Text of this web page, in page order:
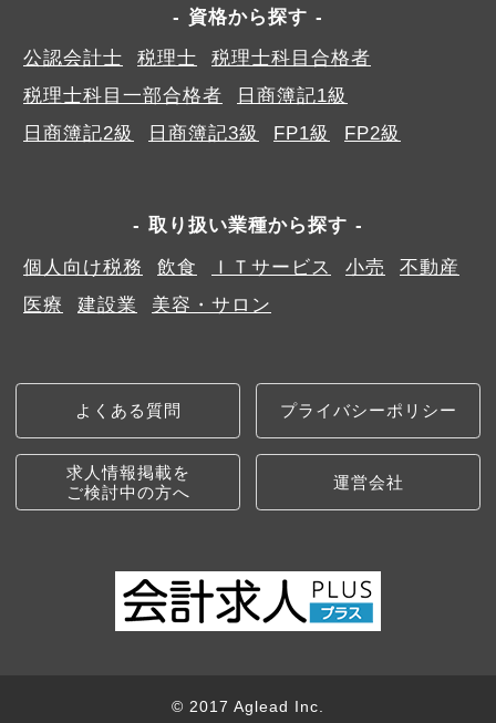
資格から探す
公認会計士
税理士
税理士科目合格者
税理士科目一部合格者
日商簿記1級
日商簿記2級
日商簿記3級 FP1級 FP2級
取り扱い業種から探す
個人向け税務
飲食 ＩＴサービス 小売
不動産
医療
建設業 美容・サロン
よくある質問 プライバシーポリシー
求人情報掲載を
ご検討中の方へ
運営会社
© 2017 Aglead Inc.